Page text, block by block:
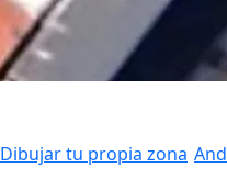
Dibujar tu propia zona